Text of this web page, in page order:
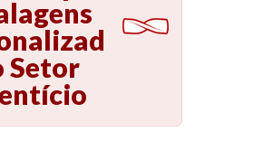
Setor